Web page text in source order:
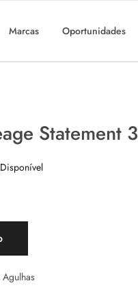
Marcas Oportunidades
Statement 3
Disponível